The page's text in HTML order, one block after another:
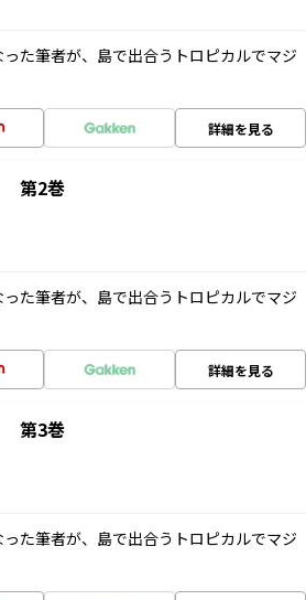
た筆者が、島で出合うトロピカルでマジ
詳細を見る
第2巻
た筆者が、島で出合うトロピカルでマジ
詳細を見る
第3巻
た筆者が、島で出合うトロピカルでマジ